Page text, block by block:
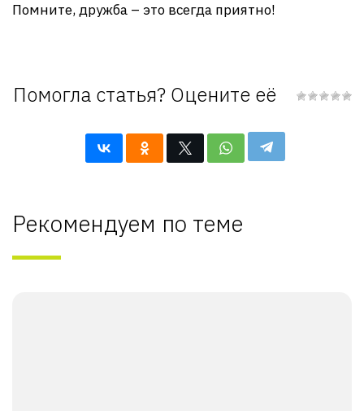
Помните, дружба – это всегда приятно!
Помогла статья? Оцените её
Рекомендуем по теме